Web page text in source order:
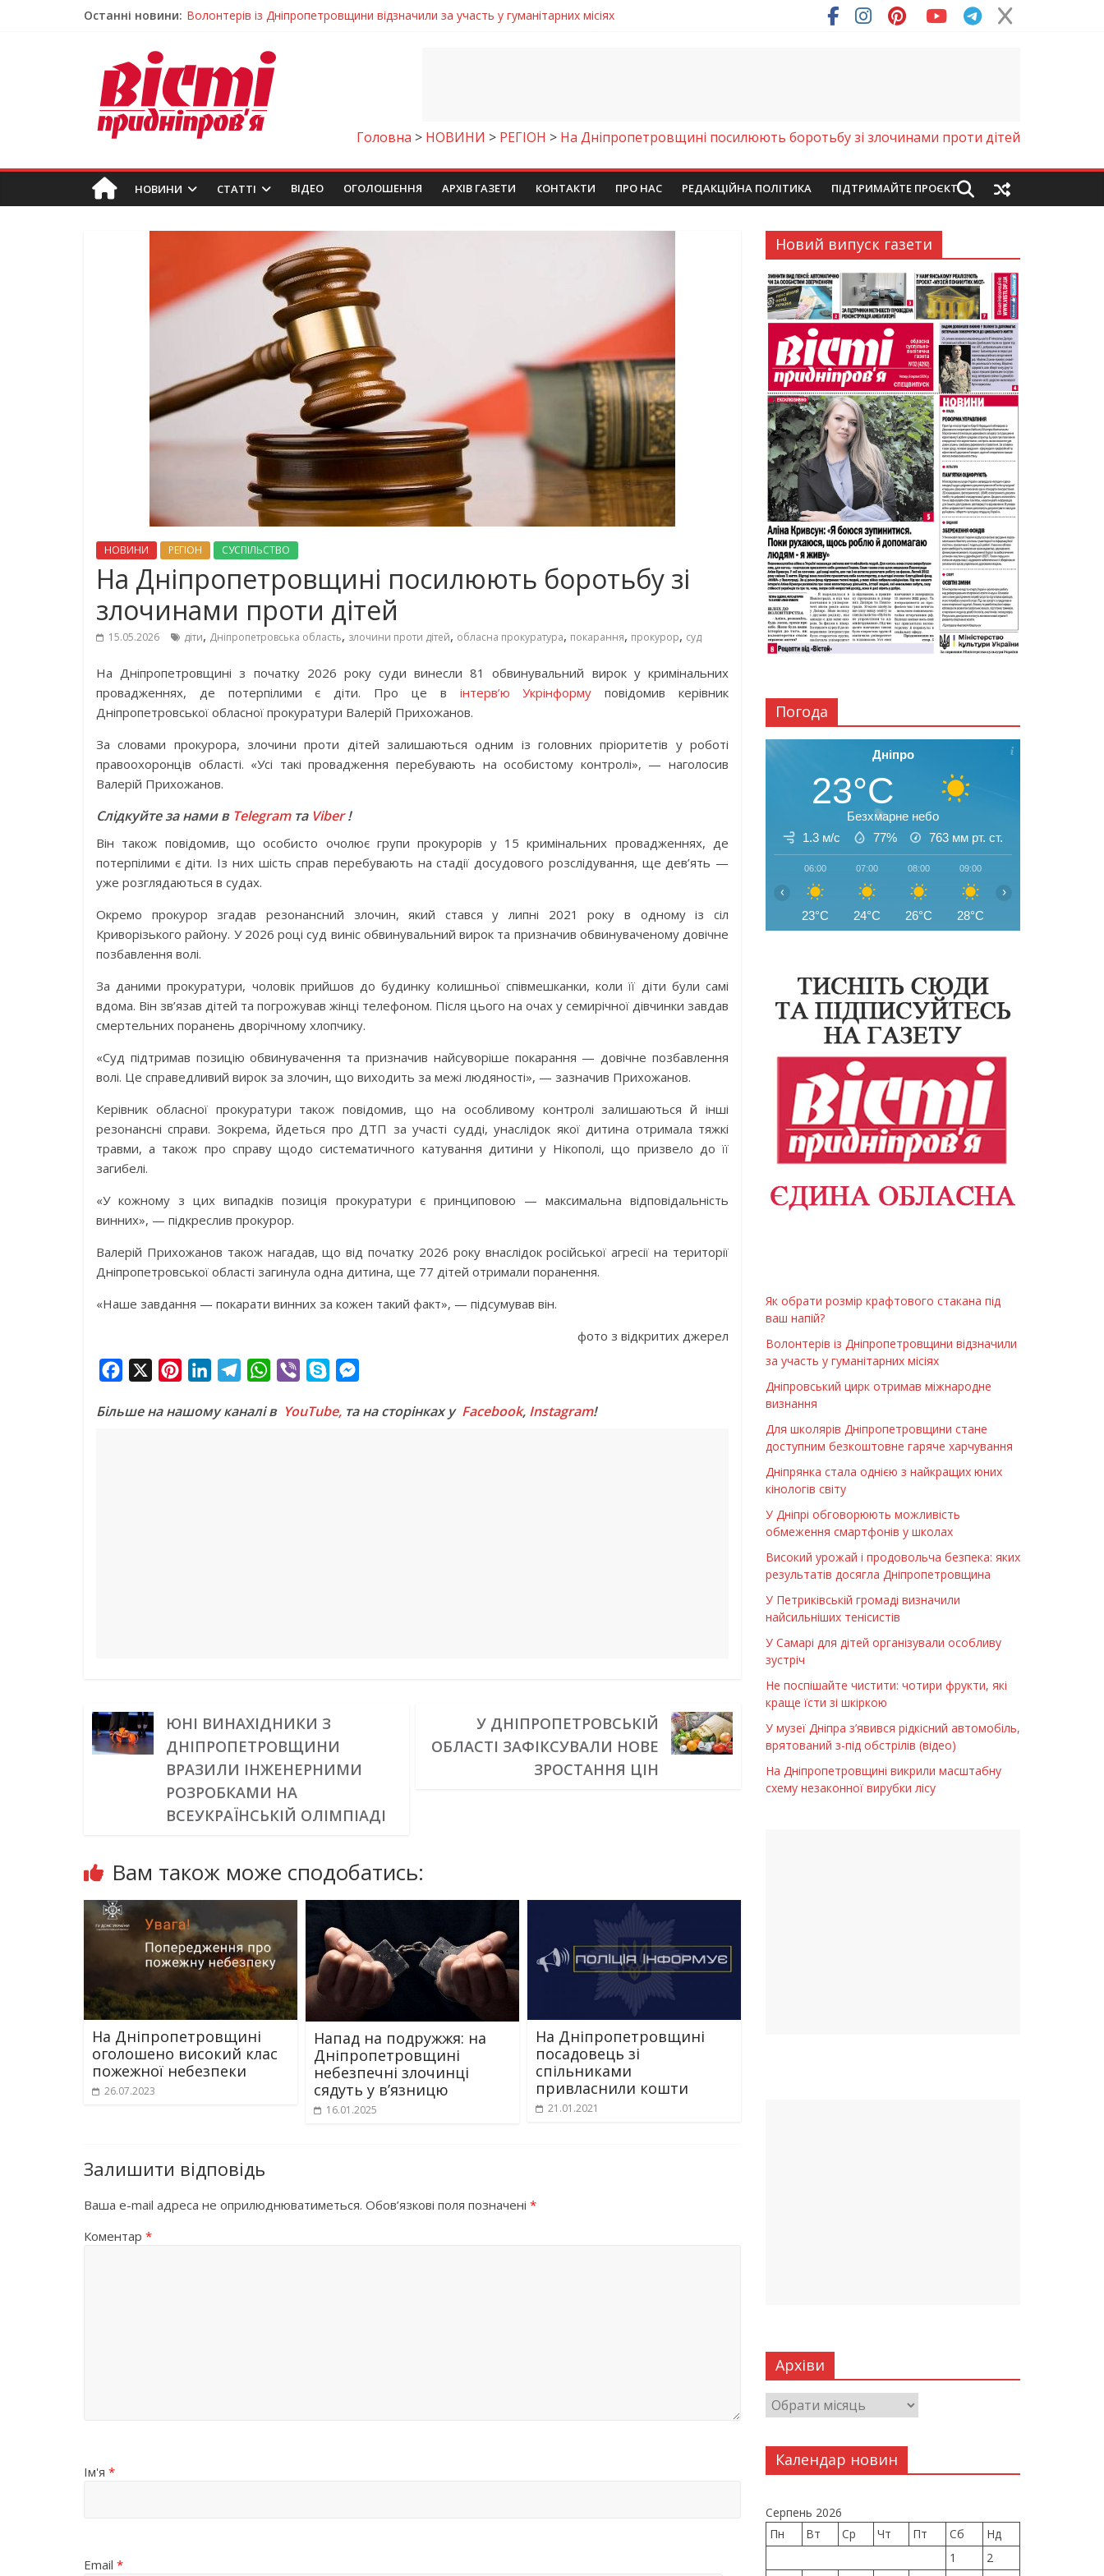
Останні новини: Волонтерів із Дніпропетровщини відзначили за участь у гуманітарних місіях
Для школярів Дніпропетровщини стане доступним безкоштовне гаряче харчування
Дніпрянка стала однією з найкращих юних кінологів світу
Як обрати розмір крафтового стакана під ваш напій?
Головна > НОВИНИ > РЕГІОН > На Дніпропетровщині посилюють боротьбу зі злочинами проти дітей
НОВИНИ СТАТТІ ВIДЕО ОГОЛОШЕННЯ АРХІВ ГАЗЕТИ КОНТАКТИ ПРО НАС РЕДАКЦІЙНА ПОЛІТИКА ПІДТРИМАЙТЕ ПРОЄКТ
НОВИНИ РЕГІОН СУСПІЛЬСТВО
На Дніпропетровщині посилюють боротьбу зі
злочинами проти дітей
15.05.2026 діти, Дніпропетровська область, злочини проти дітей, обласна прокуратура, покарання, прокурор, суд
На Дніпропетровщині з початку 2026 року суди винесли 81 обвинувальний вирок у кримінальних
провадженнях, де потерпілими є діти. Про це в інтерв’ю Укрінформу повідомив керівник
Дніпропетровської обласної прокуратури Валерій Прихожанов.
За словами прокурора, злочини проти дітей залишаються одним із головних пріоритетів у роботі
правоохоронців області. «Усі такі провадження перебувають на особистому контролі», — наголосив
Валерій Прихожанов.
Слідкуйте за нами в Telegramта Viber!
Він також повідомив, що особисто очолює групи прокурорів у 15 кримінальних провадженнях, де
потерпілими є діти. Із них шість справ перебувають на стадії досудового розслідування, ще дев’ять —
уже розглядаються в судах.
Окремо прокурор згадав резонансний злочин, який стався у липні 2021 року в одному із сіл
Криворізького району. У 2026 році суд виніс обвинувальний вирок та призначив обвинуваченому довічне
позбавлення волі.
За даними прокуратури, чоловік прийшов до будинку колишньої співмешканки, коли її діти були самі
вдома. Він зв’язав дітей та погрожував жінці телефоном. Після цього на очах у семирічної дівчинки завдав
смертельних поранень дворічному хлопчику.
«Суд підтримав позицію обвинувачення та призначив найсуворіше покарання — довічне позбавлення
волі. Це справедливий вирок за злочин, що виходить за межі людяності», — зазначив Прихожанов.
Керівник обласної прокуратури також повідомив, що на особливому контролі залишаються й інші
резонансні справи. Зокрема, йдеться про ДТП за участі судді, унаслідок якої дитина отримала тяжкі
травми, а також про справу щодо систематичного катування дитини у Нікополі, що призвело до її
загибелі.
«У кожному з цих випадків позиція прокуратури є принциповою — максимальна відповідальність
винних», — підкреслив прокурор.
Валерій Прихожанов також нагадав, що від початку 2026 року внаслідок російської агресії на території
Дніпропетровської області загинула одна дитина, ще 77 дітей отримали поранення.
«Наше завдання — покарати винних за кожен такий факт», — підсумував він.
фото з відкритих джерел
c
n
n
l
W
a
b
y
s
Більше на нашому каналі в YouTube, та на сторінках у Facebook, Instagram!
ЮНІ ВИНАХІДНИКИ З
ДНІПРОПЕТРОВЩИНИ
ВРАЗИЛИ ІНЖЕНЕРНИМИ
РОЗРОБКАМИ НА
ВСЕУКРАЇНСЬКІЙ ОЛІМПІАДІ
У ДНІПРОПЕТРОВСЬКІЙ
ОБЛАСТІ ЗАФІКСУВАЛИ НОВЕ
ЗРОСТАННЯ ЦІН
Вам також може сподобатись:
На Дніпропетровщині
оголошено високий клас
пожежної небезпеки
26.07.2023
Напад на подружжя: на
Дніпропетровщині
небезпечні злочинці
сядуть у в’язницю
16.01.2025
На Дніпропетровщині
посадовець зі
спільниками
привласнили кошти
21.01.2021
Залишити відповідь
Ваша e-mail адреса не оприлюднюватиметься. Обов’язкові поля позначені *
Коментар *
Ім'я *
Email *
Новий випуск газети
Погода
Дніпро
23°C
Безхмарне небо
1.3 м/с
77% 763 мм рт. ст.
06:00
23°C
07:00
24°C
08:00
26°C
09:00
28°C
‹ ›
Як обрати розмір крафтового стакана під
ваш напій?
Волонтерів із Дніпропетровщини відзначили
за участь у гуманітарних місіях
Дніпровський цирк отримав міжнародне
визнання
Для школярів Дніпропетровщини стане
доступним безкоштовне гаряче харчування
Дніпрянка стала однією з найкращих юних
кінологів світу
У Дніпрі обговорюють можливість
обмеження смартфонів у школах
Високий урожай і продовольча безпека: яких
результатів досягла Дніпропетровщина
У Петриківській громаді визначили
найсильніших тенісистів
У Самарі для дітей організували особливу
зустріч
Не поспішайте чистити: чотири фрукти, які
краще їсти зі шкіркою
У музеї Дніпра з’явився рідкісний автомобіль,
врятований з-під обстрілів (відео)
На Дніпропетровщині викрили масштабну
схему незаконної вирубки лісу
Архіви
Календар новин
Серпень 2026
Пн
Вт Ср Чт Пт Сб
Нд
1
2